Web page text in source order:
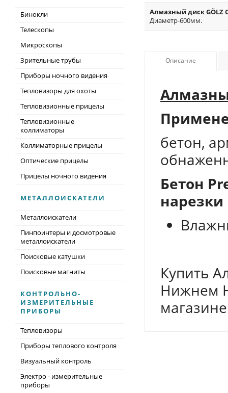
Алмазный диск GÖLZ
Диаметр-600мм.
Описание
бетон,
Бетон
Купить
Нижнем
Бинокли
Телескопы
Микроскопы
Зрительные трубы
Приборы ночного видения
Тепловизоры для охоты
Тепловизионные прицелы
Тепловизионные
коллиматоры
Коллиматорные прицелы
Оптические прицелы
Прицелы ночного видения
МЕТАЛЛОИСКАТЕЛИ
Металлоискатели
Пинпоинтеры и досмотровые
металлоискатели
Поисковые катушки
Поисковые магниты
КОНТРОЛЬНО-
ИЗМЕРИТЕЛЬНЫЕ
ПРИБОРЫ
Тепловизоры
Приборы теплового контроля
Визуальный контроль
Электро - измерительные
приборы